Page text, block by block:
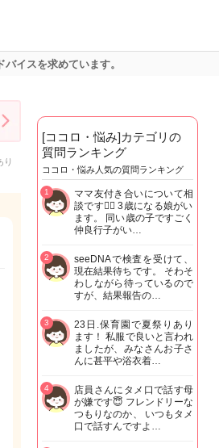
イスを求めています。
り
[ココロ・悩み]カテゴリの
質問ランキング
ココロ・悩み人気の質問ランキング
ママ友付き合いについて相
談です🙇‍♂️ 3歳になる娘がい
ます。 同い歳の子ですごく
仲良行子がい…
1
seeDNAで検査を受けて、
現在結果待ちです。 そわそ
わしながら待っているので
すが、結果報告の…
2
23日.保育園で夏祭りあり
ます！ 私服で良いと言われ
ましたが、みなさんお子さ
んに甚平や浴衣着…
3
店員さんにタメ口で話す母
が嫌です😇 フレンドリーな
つもりなのか、 いつもタメ
口で話すんですよ…
4